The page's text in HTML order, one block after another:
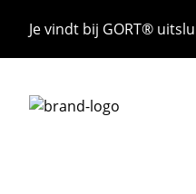
Je vindt bij GORT®